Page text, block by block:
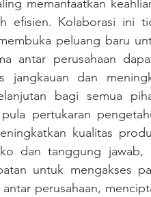
memanfaatkan
efisien. Kolaborasi ini
peluang baru
antar perusahaan
jangkauan dan
bagi semua
pertukaran
kualitas
dan tanggung jawab,
untuk mengakses
perusahaan,